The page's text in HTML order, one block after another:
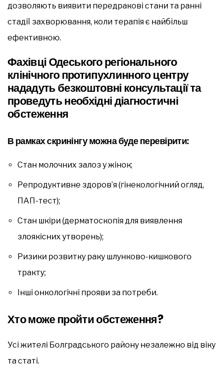
дозволяють виявити передракові стани та ранні
стадії захворювання, коли терапія є найбільш
ефективною.
Фахівці Одеського регіонального
клінічного протипухлинного центру
нададуть безкоштовні консультації та
проведуть необхідні діагностичні
обстеження
В рамках скринінгу можна буде перевірити:
Стан молочних залоз у жінок;
Репродуктивне здоров’я (гінекологічний огляд,
ПАП-тест);
Стан шкіри (дерматоскопія для виявлення
злоякісних утворень);
Ризики розвитку раку шлунково-кишкового
тракту;
Інші онкологічні прояви за потреби.
Хто може пройти обстеження?
Усі жителі Болградського району незалежно від віку
та статі.